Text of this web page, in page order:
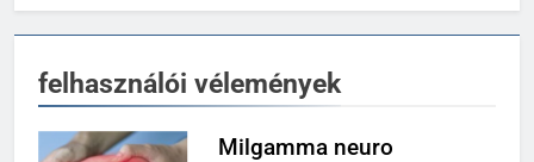
felhasználói vélemények
Milgamma neuro